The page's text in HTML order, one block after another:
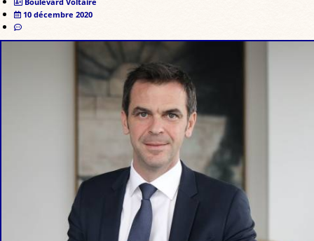
10 décembre 2020